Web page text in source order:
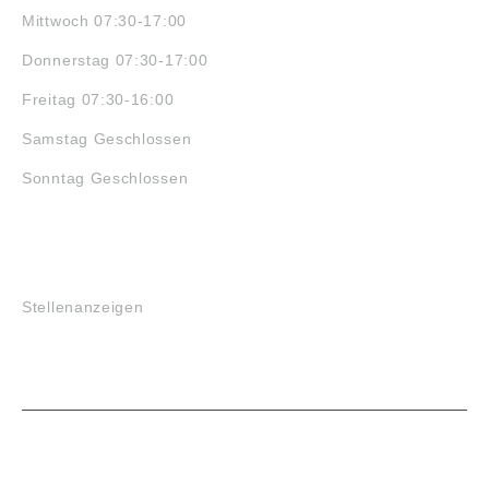
Mittwoch 07:30-17:00
Donnerstag 07:30-17:00
Freitag 07:30-16:00
Samstag Geschlossen
Sonntag Geschlossen
Stellenanzeigen